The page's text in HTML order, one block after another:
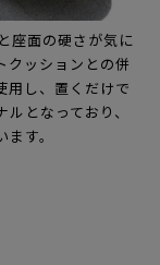
座面の硬さが気に
クッションとの併
用し、置くだけで
となっており、
す。